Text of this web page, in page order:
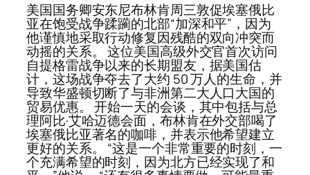
美国国务卿安东尼布林肯周三敦促埃塞俄比
亚在饱受战争蹂躏的北部“加深和平”，因为
他谨慎地采取行动修复因残酷的双向冲突而
动摇的关系。 这位美国高级外交官首次访问
自提格雷战争以来的长期盟友，据美国估
计，这场战争夺去了大约 50 万人的生命，并
导致华盛顿切断了与非洲第二大人口大国的
贸易优惠。 开始一天的会谈，其中包括与总
理阿比·艾哈迈德会面，布林肯在外交部喝了
埃塞俄比亚著名的咖啡，并表示他希望建立
更好的关系。 “这是一个非常重要的时刻，一
个充满希望的时刻，因为北方已经实现了和